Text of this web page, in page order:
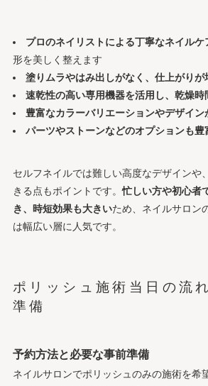
プロのネイリストによる丁寧なネイルケ
形を美しく整えます
塗りムラやはみ出しがなく、仕上がりが
速乾性の高い専用機器を活用し、乾燥時
豊富なカラーバリエーションやデザイン
パーツやストーンなどのオプションも豊
セルフネイルでは難しい高度なデザインや
きる点もポイントです。忙しい方や初心者
き、時短効果も大きいため、ネイルサロン
は幅広い層に人気です。
ポリッシュ施術当日の流
準備
予約方法と必要な事前準備
ネイルサロンでポリッシュのみの施術を希